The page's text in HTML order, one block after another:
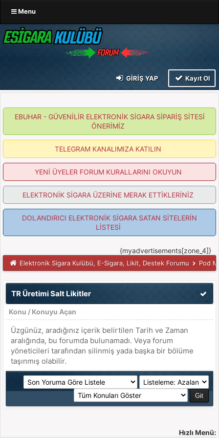
Menu
GIRIŞ YAP Kayıt Ol
EBUHAR - GÜVENİLİR ELEKTRONİK SİGARA SİPARİŞ SİTESİ
ÖNERİMİZ
TELEGRAM KANALIMIZA KATILIN
YENİ ÜYELER FORUM KURALLARINI OKUYUN
ELEKTRONİK SİGARA ÜZERİNE MERAK ETTİKLERİNİZ
DOLANDIRICI ELEKTRONİK SİGARA SATAN SİTELERİN
LİSTESİ
{myadvertisements[zone_4]}
Elektronik Sigara Kulübü, E-Sigara, Likit, Destek Forumu Pod
TR Üretimi Salt Likitler
Konu / Konuyu Açan
Üzgünüz, aradığınız içerik belirtilen Tarih ve Zaman
aralığında, bu forumda bulunamadı. Veya forum
yöneticileri tarafından silinmiş yada başka bir bölüme
taşınmış olabilir.
Hızlı Menü: